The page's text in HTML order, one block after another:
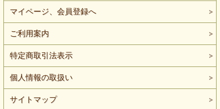
マイページ、会員登録へ
ご利用案内
特定商取引法表示
個人情報の取扱い
サイトマップ